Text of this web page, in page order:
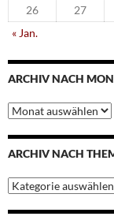
26
27
« Jan.
ARCHIV NACH
Archiv
nach
Monaten
ARCHIV NACH
Archiv
nach
Themen